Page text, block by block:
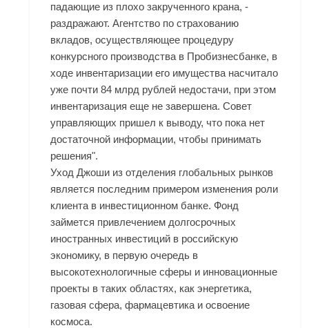
падающие из плохо закрученного крана, -
раздражают. Агентство по страхованию
вкладов, осуществляющее процедуру
конкурсного производства в Пробизнесбанке, в
ходе инвентаризации его имущества насчитало
уже почти 84 млрд рублей недостачи, при этом
инвентаризация еще не завершена. Совет
управляющих пришел к выводу, что пока нет
достаточной информации, чтобы принимать
решения".
Уход Джоши из отделения глобальных рынков
является последним примером изменения роли
клиента в инвестиционном банке. Фонд
займется привлечением долгосрочных
иностранных инвестиций в российскую
экономику, в первую очередь в
высокотехнологичные сферы и инновационные
проекты в таких областях, как энергетика,
газовая сфера, фармацевтика и освоение
космоса.